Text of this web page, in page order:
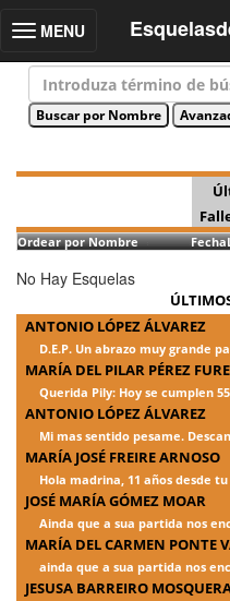
Toggle
MENU
Ordear por Nombre Fecha
No Hay Esquelas
ANTONIO LÓPEZ ÁLVAREZ
D.E.P. Un abrazo muy grande
MARÍA DEL PILAR PÉREZ
Querida Pily: Hoy se cumplen
ANTONIO LÓPEZ ÁLVAREZ
Mi mas sentido pesame.
MARÍA JOSÉ FREIRE ARNOSO
Hola madrina, 11 años desde
JOSÉ MARÍA GÓMEZ MOAR
Ainda que a sua partida nos
MARÍA DEL CARMEN PONTE
ainda que a sua partida nos
JESUSA BARREIRO